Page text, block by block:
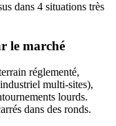
dans 4 situations très
le marché
réglementé,
multi-sites),
lourds.
dans des ronds.